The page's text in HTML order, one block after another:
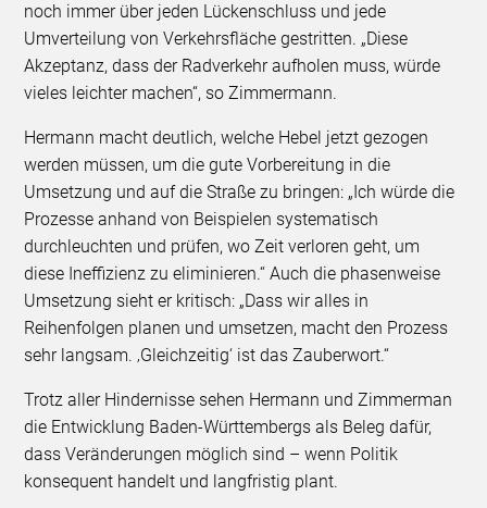
noch immer über jeden Lückenschluss und jede
Umverteilung von Verkehrsfläche gestritten. „Diese
Akzeptanz, dass der Radverkehr aufholen muss, würde
vieles leichter machen“, so Zimmermann.
Hermann macht deutlich, welche Hebel jetzt gezogen
werden müssen, um die gute Vorbereitung in die
Umsetzung und auf die Straße zu bringen: „Ich würde die
Prozesse anhand von Beispielen systematisch
durchleuchten und prüfen, wo Zeit verloren geht, um
diese Ineffizienz zu eliminieren.“ Auch die phasenweise
Umsetzung sieht er kritisch: „Dass wir alles in
Reihenfolgen planen und umsetzen, macht den Prozess
sehr langsam. ‚Gleichzeitig‘ ist das Zauberwort.“
Trotz aller Hindernisse sehen Hermann und Zimmerman
die Entwicklung Baden-Württembergs als Beleg dafür,
dass Veränderungen möglich sind – wenn Politik
konsequent handelt und langfristig plant.